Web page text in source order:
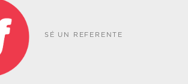
SÉ UN REFERENTE